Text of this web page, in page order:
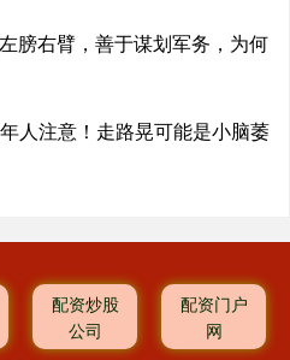
膀右臂，善于谋划军务，为何
人注意！走路晃可能是小脑萎
配资炒股
公司
配资门户
网